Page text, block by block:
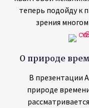
теологические
Тетраграмматоном
и мицва
физику, включая
квантовые
предлагает
статическую,
Вселенную,
лет, и вторую,